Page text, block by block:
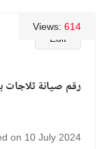
Edit
Views: 614
رقم صيانة ثلاجات بيكو
on 10 July 2024